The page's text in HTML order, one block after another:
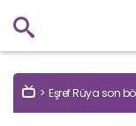
Eşref Rüya son